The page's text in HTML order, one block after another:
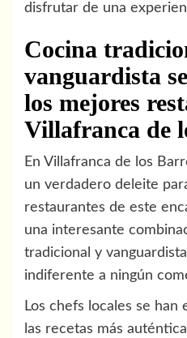
disfrutar de una
Cocina
vanguardista
los mejores
Villafranca de
En Villafranca de los
un verdadero deleite
restaurantes de este
una interesante
tradicional y
indiferente a ningún
Los chefs locales se
las recetas más